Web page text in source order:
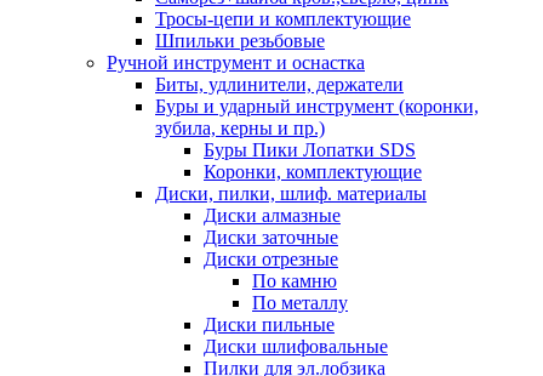
Тросы-цепи и комплектующие
Шпильки резьбовые
Ручной инструмент и оснастка
Биты, удлинители, держатели
Буры и ударный инструмент (коронки,
зубила, керны и пр.)
Буры Пики Лопатки SDS
Коронки, комплектующие
Диски, пилки, шлиф. материалы
Диски алмазные
Диски заточные
Диски отрезные
По камню
По металлу
Диски пильные
Диски шлифовальные
Пилки для эл.лобзика